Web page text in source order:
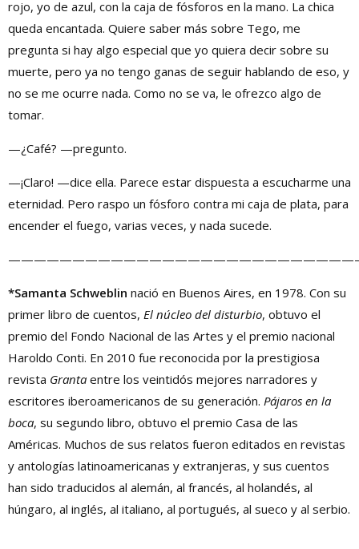
rojo, yo de azul, con la caja de fósforos en la mano. La chica
queda encantada. Quiere saber más sobre Tego, me
pregunta si hay algo especial que yo quiera decir sobre su
muerte, pero ya no tengo ganas de seguir hablando de eso, y
no se me ocurre nada. Como no se va, le ofrezco algo de
tomar.
—¿Café? —pregunto.
—¡Claro! —dice ella. Parece estar dispuesta a escucharme una
eternidad. Pero raspo un fósforo contra mi caja de plata, para
encender el fuego, varias veces, y nada sucede.
*Samanta Schweblin nació en Buenos Aires, en 1978. Con su
primer libro de cuentos, El núcleo del disturbio, obtuvo el
premio del Fondo Nacional de las Artes y el premio nacional
Haroldo Conti. En 2010 fue reconocida por la prestigiosa
revista Granta entre los veintidós mejores narradores y
escritores iberoamericanos de su generación. Pájaros en la
boca, su segundo libro, obtuvo el premio Casa de las
Américas. Muchos de sus relatos fueron editados en revistas
y antologías latinoamericanas y extranjeras, y sus cuentos
han sido traducidos al alemán, al francés, al holandés, al
húngaro, al inglés, al italiano, al portugués, al sueco y al serbio.